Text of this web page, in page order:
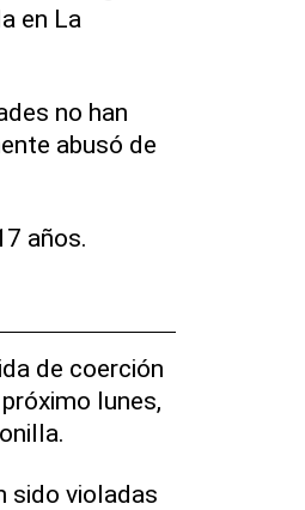
en La
no han
abusó de
años.
de coerción
lunes,
sido violadas